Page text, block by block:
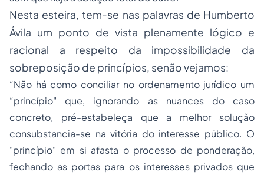
Nesta esteira, tem-se nas palavras de Humberto
Ávila um ponto de vista plenamente lógico e
racional a respeito da impossibilidade da
sobreposição de princípios, senão vejamos:
“Não há como conciliar no ordenamento jurídico um
“princípio" que, ignorando as nuances do caso
concreto, pré-estabeleça que a melhor solução
consubstancia-se na vitória do interesse público. O
"princípio" em si afasta o processo de ponderação,
fechando as portas para os interesses privados que